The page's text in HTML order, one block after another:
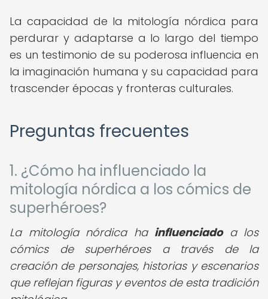
La capacidad de la mitología nórdica para
perdurar y adaptarse a lo largo del tiempo
es un testimonio de su poderosa influencia en
la imaginación humana y su capacidad para
trascender épocas y fronteras culturales.
Preguntas frecuentes
1. ¿Cómo ha influenciado la
mitología nórdica a los cómics de
superhéroes?
La mitología nórdica ha influenciadoa los
cómics de superhéroes a través de la
creación de personajes, historias y escenarios
que reflejan figuras y eventos de esta tradición